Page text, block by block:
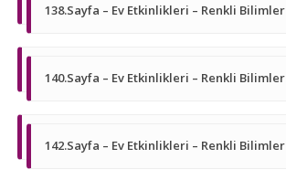
138.Sayfa – Ev Etkinlikleri – Renkli Bilimler
140.Sayfa – Ev Etkinlikleri – Renkli Bilimler
142.Sayfa – Ev Etkinlikleri – Renkli Bilimler